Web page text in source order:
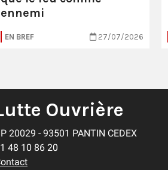
ennemi
EN BREF 27/07/2026
Ouvrière
20029 - 93501 PANTIN CEDEX
48 10 86 20